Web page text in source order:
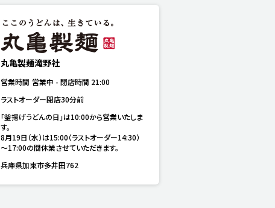
丸亀製麺滝野社
営業時間 営業中 -閉店時間 21:00
ラストオーダー閉店30分前
「釜揚げうどんの日」は10:00から営業いたしま
す。
8月19日（水）は15:00（ラストオーダー14:30）
～17:00の間休業させていただきます。
兵庫県加東市多井田762